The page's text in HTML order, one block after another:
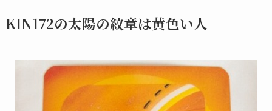
KIN172の太陽の紋章は黄色い人